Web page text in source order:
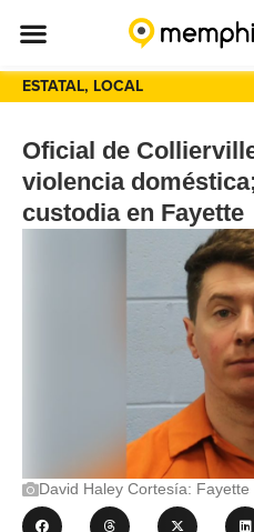
ESTATAL, LOCAL
Oficial de
violencia
custodia en Fayette
David Haley Cortesía: Fayette